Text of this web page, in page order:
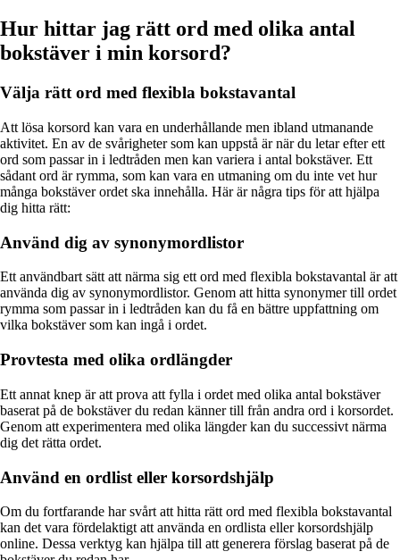
Hur hittar jag rätt ord med olika antal
bokstäver i min korsord?
Välja rätt ord med flexibla bokstavantal
Att lösa korsord kan vara en underhållande men ibland utmanande
aktivitet. En av de svårigheter som kan uppstå är när du letar efter ett
ord som passar in i ledtråden men kan variera i antal bokstäver. Ett
sådant ord är rymma, som kan vara en utmaning om du inte vet hur
många bokstäver ordet ska innehålla. Här är några tips för att hjälpa
dig hitta rätt:
Använd dig av synonymordlistor
Ett användbart sätt att närma sig ett ord med flexibla bokstavantal är att
använda dig av synonymordlistor. Genom att hitta synonymer till ordet
rymma som passar in i ledtråden kan du få en bättre uppfattning om
vilka bokstäver som kan ingå i ordet.
Provtesta med olika ordlängder
Ett annat knep är att prova att fylla i ordet med olika antal bokstäver
baserat på de bokstäver du redan känner till från andra ord i korsordet.
Genom att experimentera med olika längder kan du successivt närma
dig det rätta ordet.
Använd en ordlist eller korsordshjälp
Om du fortfarande har svårt att hitta rätt ord med flexibla bokstavantal
kan det vara fördelaktigt att använda en ordlista eller korsordshjälp
online. Dessa verktyg kan hjälpa till att generera förslag baserat på de